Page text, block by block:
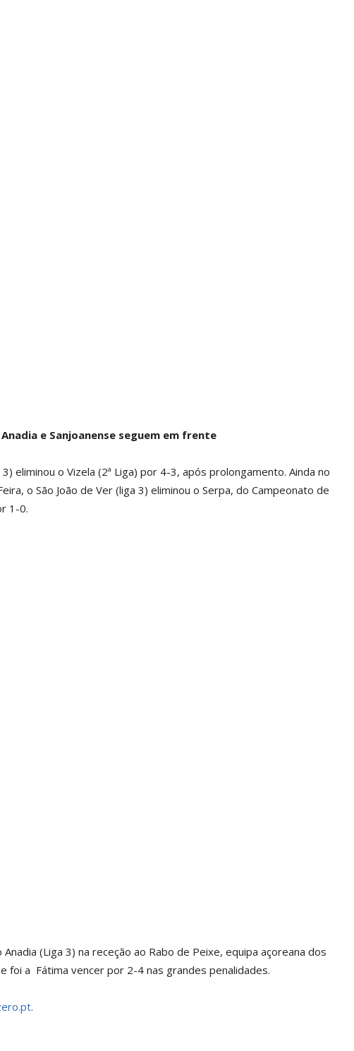
e Sanjoanense seguem em frente
eliminou o Vizela (2ª Liga) por 4-3, após prolongamento. Ainda no
o São João de Ver (liga 3) eliminou o Serpa, do Campeonato de
1-0.
Anadia (Liga 3) na receção ao Rabo de Peixe, equipa açoreana dos
foi a Fátima vencer por 2-4 nas grandes penalidades.